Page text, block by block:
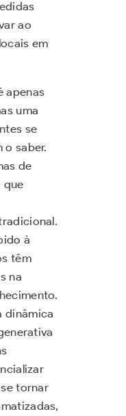
ao
em
apenas
uma
se
o saber.
de
que
à
têm
na
dinâmica
tornar